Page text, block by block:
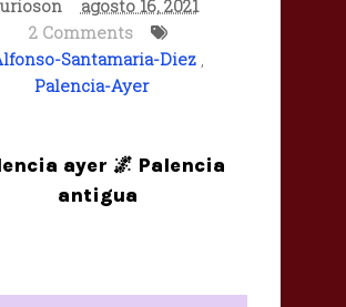
agosto 16, 2021
2 Comments
Santamaria-Diez ,
Palencia-Ayer
ayer 🌌 Palencia
antigua